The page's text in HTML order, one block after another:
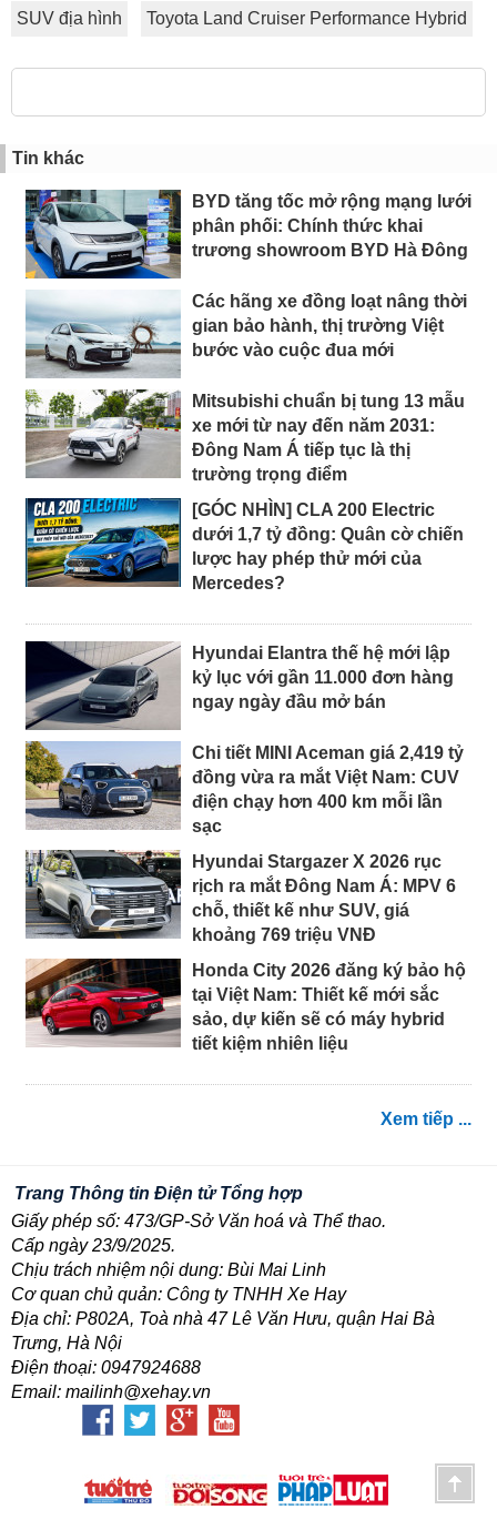
SUV địa hình Toyota Land Cruiser Performance Hybrid
Tin khác
BYD tăng tốc mở rộng mạng lưới
phân phối: Chính thức khai
trương showroom BYD Hà Đông
Các hãng xe đồng loạt nâng thời
gian bảo hành, thị trường Việt
bước vào cuộc đua mới
Mitsubishi chuẩn bị tung 13 mẫu
xe mới từ nay đến năm 2031:
Đông Nam Á tiếp tục là thị
trường trọng điểm
[GÓC NHÌN] CLA 200 Electric
dưới 1,7 tỷ đồng: Quân cờ chiến
lược hay phép thử mới của
Mercedes?
Hyundai Elantra thế hệ mới lập
kỷ lục với gần 11.000 đơn hàng
ngay ngày đầu mở bán
Chi tiết MINI Aceman giá 2,419 tỷ
đồng vừa ra mắt Việt Nam: CUV
điện chạy hơn 400 km mỗi lần
sạc
Hyundai Stargazer X 2026 rục
rịch ra mắt Đông Nam Á: MPV 6
chỗ, thiết kế như SUV, giá
khoảng 769 triệu VNĐ
Honda City 2026 đăng ký bảo hộ
tại Việt Nam: Thiết kế mới sắc
sảo, dự kiến sẽ có máy hybrid
tiết kiệm nhiên liệu
Xem tiếp ...
Trang Thông tin Điện tử Tổng hợp
Giấy phép số: 473/GP-Sở Văn hoá và Thể thao.
Cấp ngày 23/9/2025.
Chịu trách nhiệm nội dung: Bùi Mai Linh
Cơ quan chủ quản: Công ty TNHH Xe Hay
Địa chỉ: P802A, Toà nhà 47 Lê Văn Hưu, quận Hai Bà
Trưng, Hà Nội
Điện thoại: 0947924688
Email: mailinh@xehay.vn